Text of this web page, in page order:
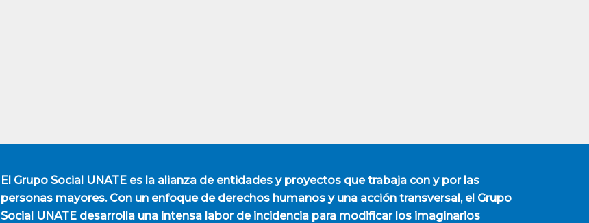
El Grupo Social UNATEes la alianza de entidades y proyectos que trabaja con y por las
personas mayores. Con un enfoque de derechos humanos y una acción transversal, el Grupo
Social UNATE desarrolla una intensa labor de incidencia para modificar los imaginarios